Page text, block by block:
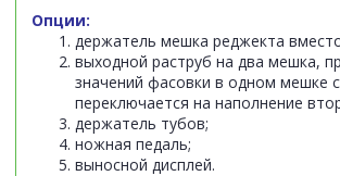
Опции:
держатель мешка реджекта
выходной раструб на два мешка,
значений фасовки в одном мешке
переключается на наполнение
держатель тубов;
ножная педаль;
выносной дисплей.